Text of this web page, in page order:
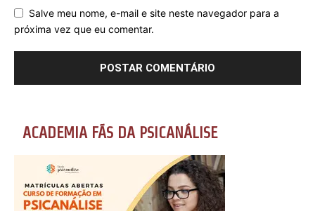
Salve meu nome, e-mail e site neste navegador para a
próxima vez que eu comentar.
ACADEMIA FÃS DA PSICANÁLISE